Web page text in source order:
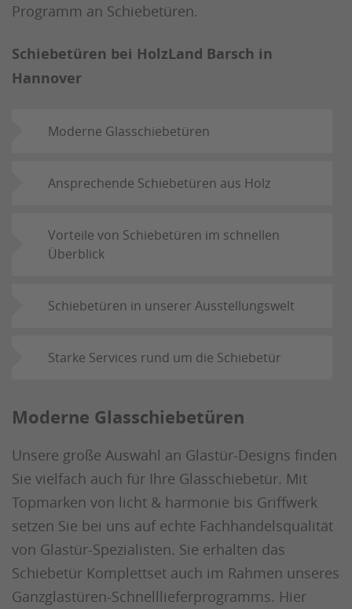
Programm an Schiebetüren.
Schiebetüren bei HolzLand Barsch in
Hannover
Moderne Glasschiebetüren
Ansprechende Schiebetüren aus Holz
Vorteile von Schiebetüren im schnellen
Überblick
Schiebetüren in unserer Ausstellungswelt
Starke Services rund um die Schiebetür
Moderne Glasschiebetüren
Unsere große Auswahl an Glastür-Designs finden
Sie vielfach auch für Ihre Glasschiebetür. Mit
Topmarken von licht & harmonie bis Griffwerk
setzen Sie bei uns auf echte Fachhandelsqualität
von Glastür-Spezialisten. Sie erhalten das
Schiebetür Komplettset auch im Rahmen unseres
Ganzglastüren-Schnelllieferprogramms. Hier